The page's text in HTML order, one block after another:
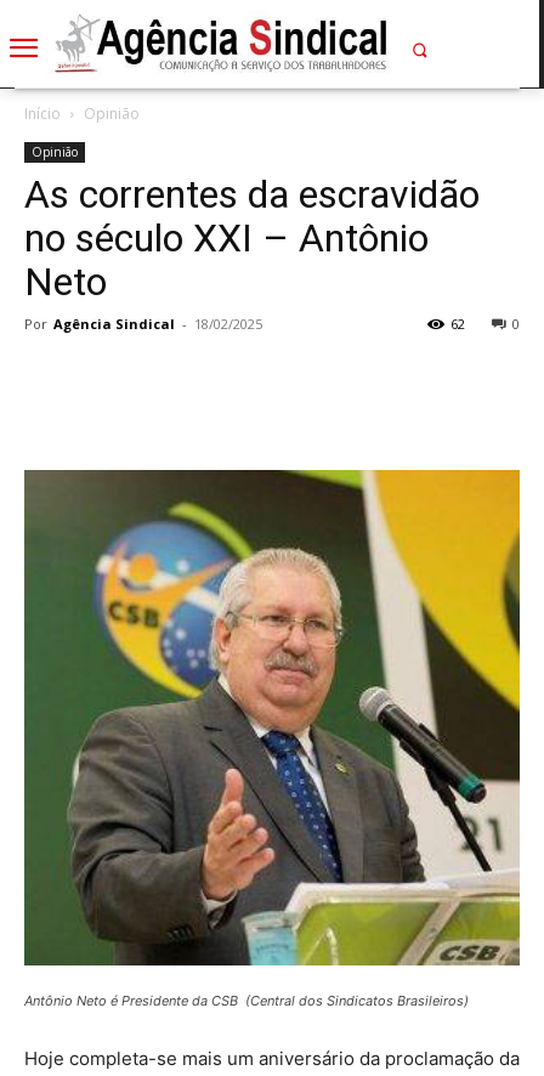
Início Opinião
Opinião
As correntes da escravidão
no século XXI – Antônio
Neto
Por Agência Sindical - 18/02/2025 0
62
Antônio Neto é Presidente da CSB (Central dos Sindicatos Brasileiros)
Hoje completa-se mais um aniversário da proclamação da